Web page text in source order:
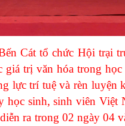
Cát tổ chức Hội trại
trị văn hóa trong
lực trí tuệ và rèn luyện
học sinh, sinh viên Việt
ra trong 02 ngày 04